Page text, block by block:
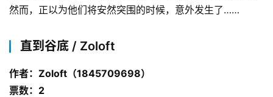
然而，正以为他们将安然突围的时候，意外发生了……
直到谷底 / Zoloft
作者：Zoloft（1845709698）
票数：2